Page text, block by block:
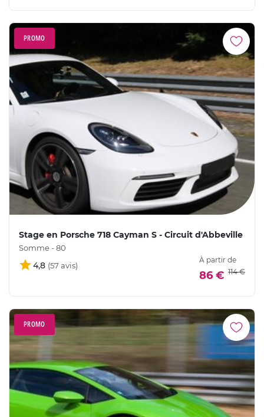
PROMO
Stage en Porsche 718 Cayman S - Circuit d'Abbeville
Somme - 80
4,8
À partir de
86 € 114 €
PROMO